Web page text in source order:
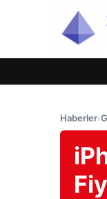
Haberler›